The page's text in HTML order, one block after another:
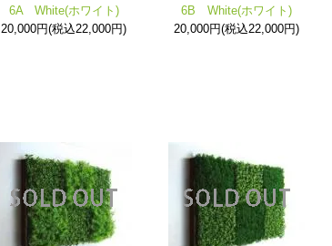
6A White(ホワイト)
20,000円(税込22,000円)
6B White(ホワイト)
20,000円(税込22,000円)